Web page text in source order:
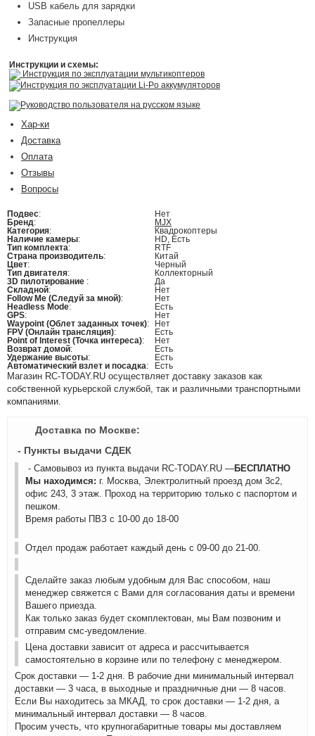
USB кабель для зарядки
Запасные пропеллеры
Инструкция
Инструкции и схемы:
Инструкция по эксплуатации мультикоптеров
Инструкция по эксплуатации Li-Po аккумуляторов
Руководство пользователя на русском языке
Хар-ки
Доставка
Оплата
Отзывы
Вопросы
Подвес:
Нет
Бренд:
MJX
Категория:
Квадрокоптеры
Наличие камеры:
HD, Есть
Тип комплекта:
RTF
Страна производитель:
Китай
Цвет:
Черный
Тип двигателя:
Коллекторный
3D пилотирование :
Да
Складной:
Нет
Follow Me (Следуй за мной):
Нет
Headless Mode:
Есть
GPS:
Нет
Waypoint (Облет заданных точек):
Нет
FPV (Онлайн трансляция):
Есть
Point of Interest (Точка интереса):
Нет
Возврат домой:
Есть
Удержание высоты:
Есть
Автоматический взлет и посадка: Есть
Магазин RC-TODAY.RU осуществляет доставку заказов как
собственной курьерской службой, так и различными транспортными
компаниями.
Доставка по Москве:
- Пункты выдачи СДЕК
- Самовывоз из пункта выдачи RC-TODAY.RU —БЕСПЛАТНО
Мы находимся: г. Москва, Электролитный проезд дом 3с2,
офис 243, 3 этаж. Проход на территорию только с паспортом и
пешком.
Время работы ПВЗ с 10-00 до 18-00
Отдел продаж работает каждый день с 09-00 до 21-00.
Сделайте заказ любым удобным для Вас способом, наш
менеджер свяжется с Вами для согласования даты и времени
Вашего приезда.
Как только заказ будет скомплектован, мы Вам позвоним и
отправим смс-уведомление.
Цена доставки зависит от адреса и рассчитывается
самостоятельно в корзине или по телефону с менеджером.
Срок доставки — 1-2 дня. В рабочие дни минимальный интервал
доставки — 3 часа, в выходные и праздничные дни — 8 часов.
Если Вы находитесь за МКАД, то срок доставки — 1-2 дня, а
минимальный интервал доставки — 8 часов.
Просим учесть, что крупногабаритные товары мы доставляем